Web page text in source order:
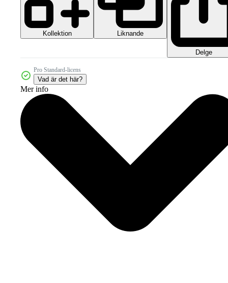
Kollektion Liknande
Delge
Pro Standard-licens
Vad är det här?
Mer info